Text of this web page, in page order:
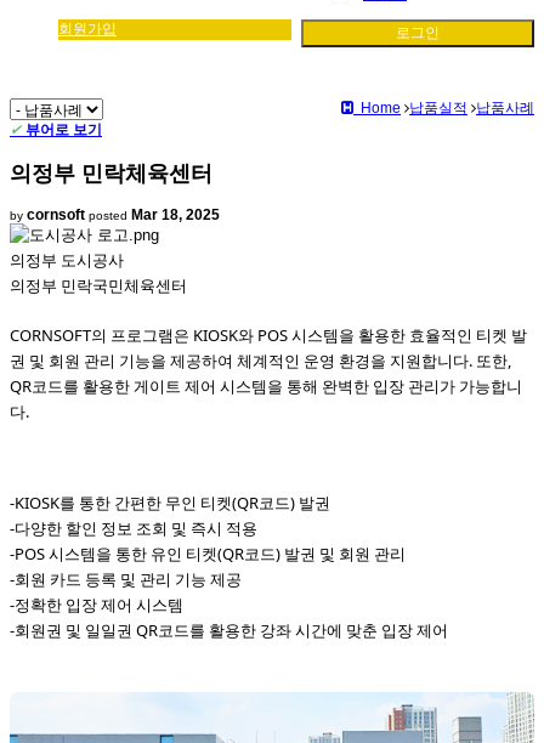
회원가입 로그인
Home 납품실적
납품사례
✔ 뷰어로 보기
의정부 민락체육센터
by cornsoft posted Mar 18, 2025
의정부 도시공사
의정부 민락국민체육센터
CORNSOFT의 프로그램은 KIOSK와 POS 시스템을 활용한 효율적인 티켓 발
권 및 회원 관리 기능을 제공하여 체계적인 운영 환경을 지원합니다. 또한,
QR코드를 활용한 게이트 제어 시스템을 통해 완벽한 입장 관리가 가능합니
다.
-KIOSK를 통한 간편한 무인 티켓(QR코드) 발권
-다양한 할인 정보 조회 및 즉시 적용
-POS 시스템을 통한 유인 티켓(QR코드) 발권 및 회원 관리
-회원 카드 등록 및 관리 기능 제공
-정확한 입장 제어 시스템
-회원권 및 일일권 QR코드를 활용한 강좌 시간에 맞춘 입장 제어